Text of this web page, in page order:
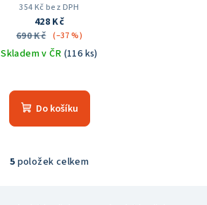
354 Kč bez DPH
428 Kč
690 Kč (–37 %)
Skladem v ČR (116 ks)
hodnocení
produktu
5
Do košíku
O
5 položek celkem